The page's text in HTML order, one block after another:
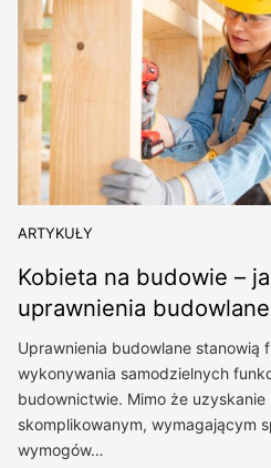
ARTYKUŁY
Kobieta na budowie –
uprawnienia budowlane
Uprawnienia budowlane stanowią
wykonywania samodzielnych
budownictwie. Mimo że
skomplikowanym, wymagającym
wymogów…